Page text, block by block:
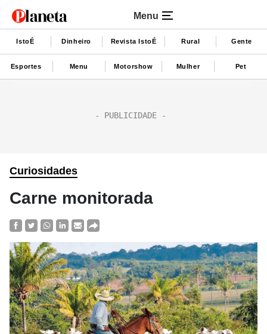
Menu
IstoÉ Dinheiro Revista IstoÉ Rural Gente
Esportes Menu Motorshow Mulher Pet
Curiosidades
Carne monitorada